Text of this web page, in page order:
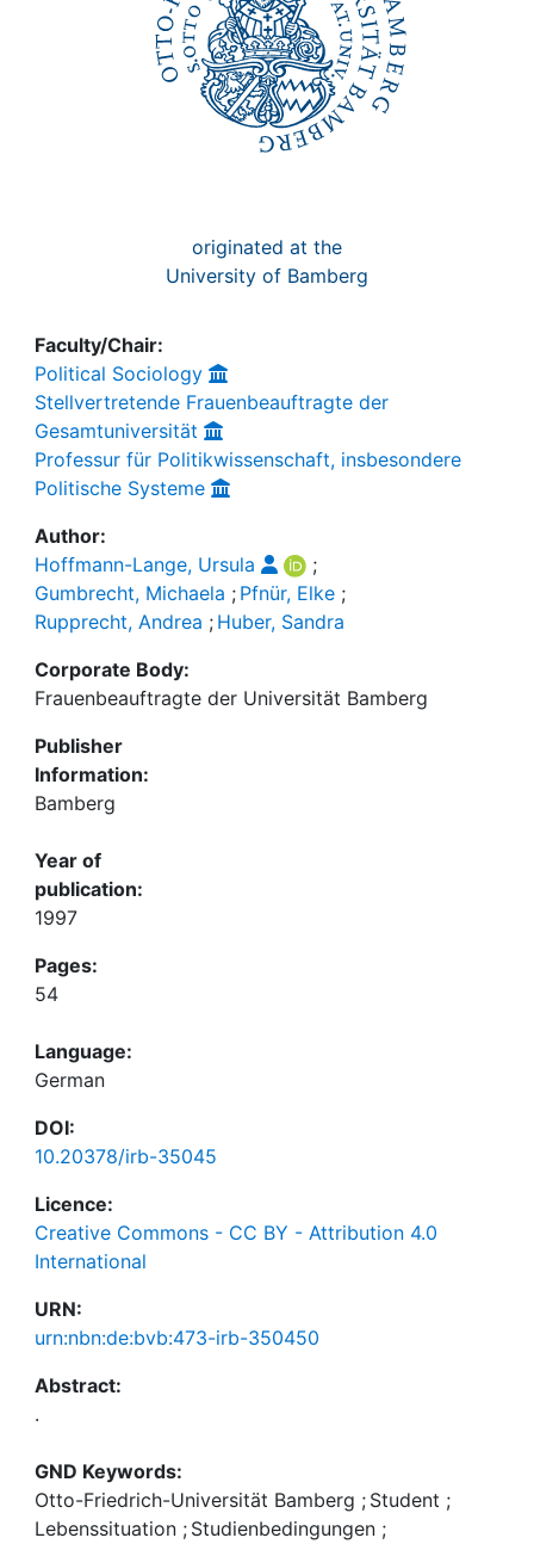
originated at the
University of Bamberg
Faculty/Chair:
Political Sociology
Stellvertretende Frauenbeauftragte der
Gesamtuniversität
Professur für Politikwissenschaft, insbesondere
Politische Systeme
Author:
Hoffmann-Lange, Ursula
;
Gumbrecht, Michaela ; Pfnür, Elke ;
Rupprecht, Andrea ; Huber, Sandra
Corporate Body:
Frauenbeauftragte der Universität Bamberg
Publisher
Information:
Bamberg
Year of
publication:
1997
Pages:
54
Language:
German
DOI:
10.20378/irb-35045
Licence:
Creative Commons - CC BY - Attribution 4.0
International
URN:
urn:nbn:de:bvb:473-irb-350450
Abstract:
.
GND Keywords:
Otto-Friedrich-Universität Bamberg ; Student ;
Lebenssituation ; Studienbedingungen ;